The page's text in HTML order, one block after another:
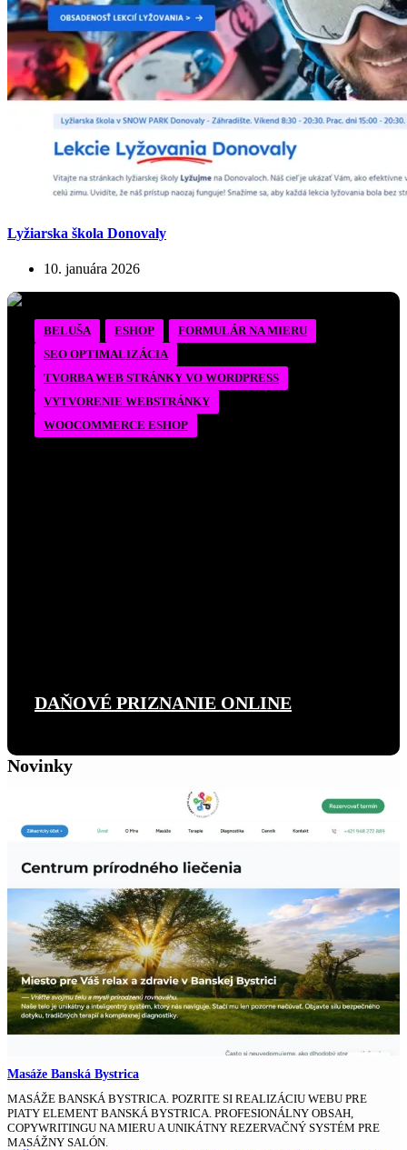
Lyžiarska škola Donovaly
10. januára 2026
BELUŠA ESHOP
FORMULÁR NA MIERU
SEO OPTIMALIZÁCIA
TVORBA WEB STRÁNKY VO WORDPRESS
VYTVORENIE WEBSTRÁNKY
WOOCOMMERCE ESHOP
DAŇOVÉ PRIZNANIE ONLINE
Novinky
Masáže Banská Bystrica
MASÁŽE BANSKÁ BYSTRICA. POZRITE SI REALIZÁCIU WEBU PRE
PIATY ELEMENT BANSKÁ BYSTRICA. PROFESIONÁLNY OBSAH,
COPYWRITINGU NA MIERU A UNIKÁTNY REZERVAČNÝ SYSTÉM PRE
MASÁŽNY SALÓN.